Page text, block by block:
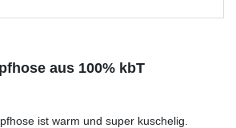
aus 100% kbT
ist warm und super kuschelig.